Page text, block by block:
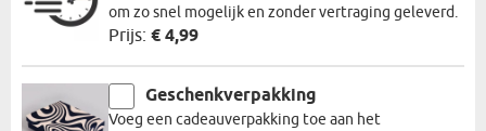
om zo snel mogelijk en zonder vertraging geleverd.
Prijs: € 4,99
Geschenkverpakking
Voeg een cadeauverpakking toe aan het